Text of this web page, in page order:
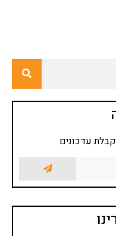
עדכונים